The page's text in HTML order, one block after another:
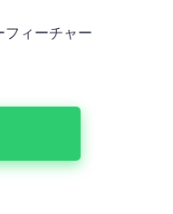
フィーチャー